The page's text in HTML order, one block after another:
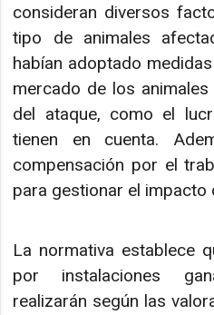
consideran diversos
tipo de animales
habían adoptado
mercado de los
del ataque, como el
tienen en cuenta.
compensación por el
para gestionar el impacto
La normativa establece
por instalaciones
realizarán según las